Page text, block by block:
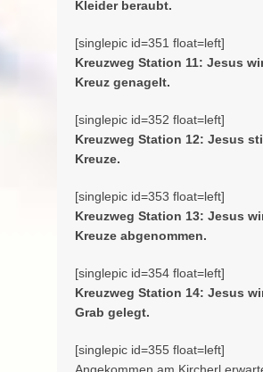
Kleider beraubt.
[singlepic id=351 float=left]
Kreuzweg Station 11: Jesus
Kreuz genagelt.
[singlepic id=352 float=left]
Kreuzweg Station 12: Jesus
Kreuze.
[singlepic id=353 float=left]
Kreuzweg Station 13: Jesus
Kreuze abgenommen.
[singlepic id=354 float=left]
Kreuzweg Station 14: Jesus
Grab gelegt.
[singlepic id=355 float=left]
Angekommen am Kircherl